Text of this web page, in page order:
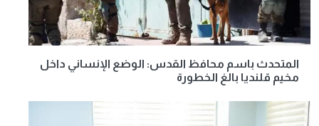
المتحدث باسم محافظ القدس: الوضع الإنساني داخل
مخيم قلنديا بالغ الخطورة